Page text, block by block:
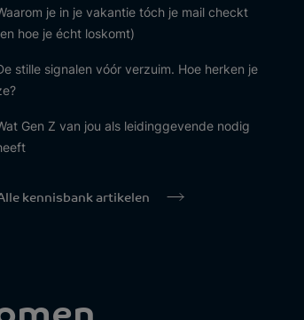
je in je vakantie tóch je mail checkt
hoe je écht loskomt)
stille signalen vóór verzuim. Hoe herken je
Gen Z van jou als leidinggevende nodig
kennisbank artikelen